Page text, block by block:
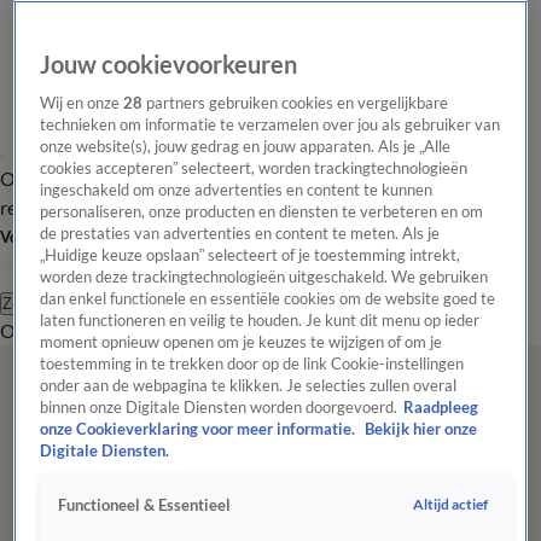
Overzicht Laatste nieuws Regionieuws Het beste van Hart
Tip de
redactie
Volg Hart van Nederland
Zoeken
OverzichtRegioUitzendingenWeerTip de redactiePanelVideo's
Jouw cookievoorkeuren
Wij en onze28 partners gebruiken cookies en vergelijkbare
technieken om informatie te verzamelen over jou als gebruiker van
onze website(s), jouw gedrag en jouw apparaten. Als je „Alle
cookies accepteren” selecteert, worden trackingtechnologieën
ingeschakeld om onze advertenties en content te kunnen
personaliseren, onze producten en diensten te verbeteren en om
de prestaties van advertenties en content te meten. Als je
„Huidige keuze opslaan” selecteert of je toestemming intrekt,
worden deze trackingtechnologieën uitgeschakeld. We gebruiken
dan enkel functionele en essentiële cookies om de website goed te
laten functioneren en veilig te houden. Je kunt dit menu op ieder
moment opnieuw openen om je keuzes te wijzigen of om je
toestemming in te trekken door op de link Cookie-instellingen
onder aan de webpagina te klikken. Je selecties zullen overal
binnen onze Digitale Diensten worden doorgevoerd. Raadpleeg
onze Cookieverklaring voor meer informatie.
Bekijk hier onze
Digitale Diensten.
Functioneel & Essentieel Altijd actief